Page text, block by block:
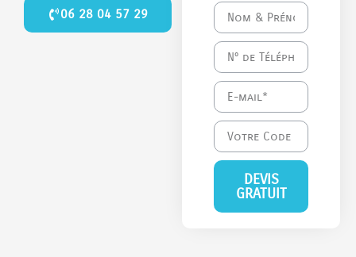
06 28 04 57 29
DEVIS
GRATUIT